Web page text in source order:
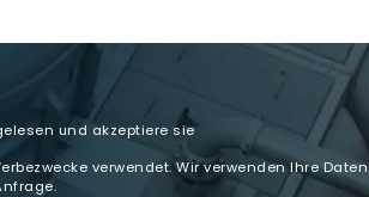
und akzeptiere sie
verwendet. Wir verwenden Ihre Daten